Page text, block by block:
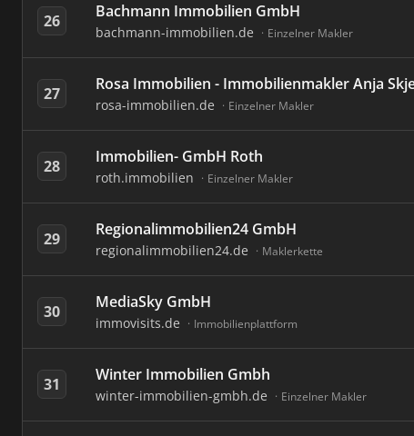
26 Bachmann Immobilien GmbH
bachmann-immobilien.de Einzelner Makler
27 Rosa Immobilien - Immobilienmakler Anja
rosa-immobilien.de Einzelner Makler
28 Immobilien- GmbH Roth
roth.immobilien Einzelner Makler
29 Regionalimmobilien24 GmbH
regionalimmobilien24.de Maklerkette
30 MediaSky GmbH
immovisits.de Immobilienplattform
31 Winter Immobilien Gmbh
winter-immobilien-gmbh.de Einzelner Makler